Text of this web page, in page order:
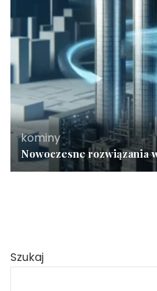
kominy
Nowoczesne rozwiązania
Szukaj